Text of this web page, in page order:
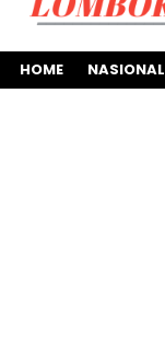
HOME NASIONAL